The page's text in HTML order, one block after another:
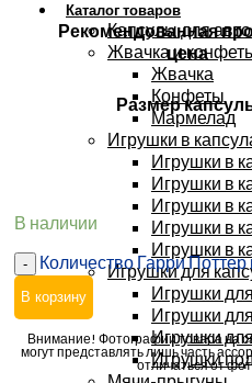
Каталог товаров
Капсулы для
Жвачка и
Жвачка
Конфеты
Мармелад
Игрушки в
Игрушки в
Игрушки в
Игрушки в
Игрушки в
Игрушки в
Игрушки для
Игрушки
Игрушки
Игрушки
Игрушки
Рекомендованная
цена
Размер
В наличии
Количество Гарри
В корзину
Внимание! Фотографии товара на
могут представлять лишь часть
отличаться от